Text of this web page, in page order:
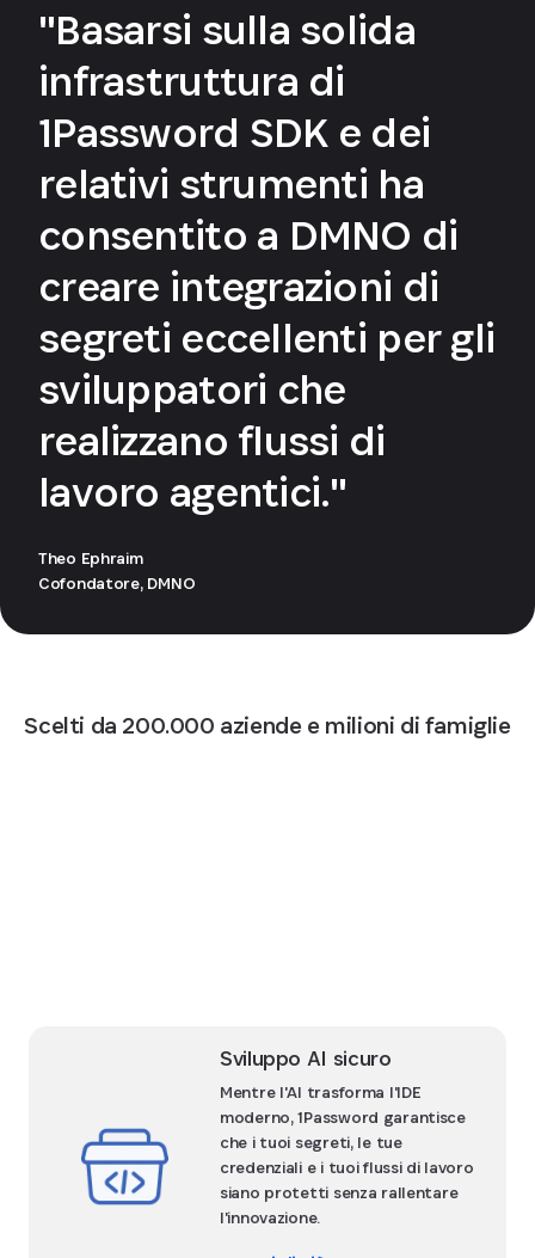
"Basarsi sulla solida
infrastruttura di
1Password SDK e dei
relativi strumenti ha
consentito a DMNO di
creare integrazioni di
segreti eccellenti per gli
sviluppatori che
realizzano flussi di
lavoro agentici."
Theo Ephraim
Cofondatore, DMNO
Scelti da 200.000 aziende e milioni di famiglie
Sviluppo AI sicuro
Mentre l'AI trasforma l'IDE
moderno, 1Password garantisce
che i tuoi segreti, le tue
credenziali e i tuoi flussi di lavoro
siano protetti senza rallentare
l'innovazione.